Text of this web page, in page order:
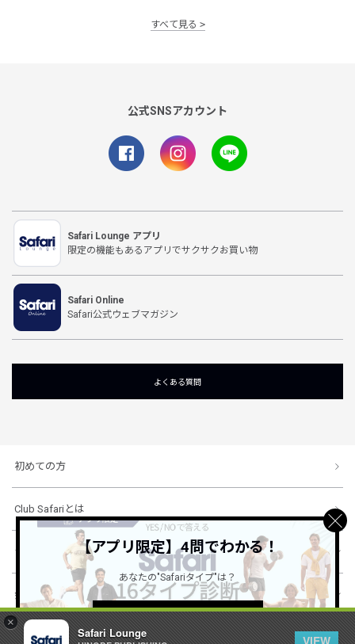
×
Safari Lounge
VIEW
すべて見る
公式SNSアカウント
Safari Lounge アプリ
限定の機能もあるアプリでサクサクお買い物
Safari Online
Safari公式ウェブマガジン
よくある質問
初めての方
Club Safariとは
ショッピングガイド
会社概要・規約
【アプリ限定】4問でわかる！
あなたの"Safariタイプ"は？
詳しくはこちら ＞